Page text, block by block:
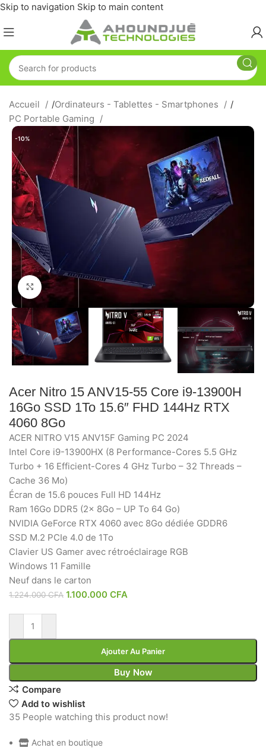
Skip to navigation Skip to main content
Accueil /Ordinateurs - Tablettes - Smartphones
/
PC Portable Gaming
-10%
Click to enlarge
Acer Nitro 15 ANV15-55 Core i9-13900H
16Go SSD 1To 15.6″ FHD 144Hz RTX
4060 8Go
ACER NITRO V15 ANV15F Gaming PC 2024
Intel Core i9-13900HX (8 Performance-Cores 5.5 GHz
Turbo + 16 Efficient-Cores 4 GHz Turbo – 32 Threads –
Cache 36 Mo)
Écran de 15.6 pouces Full HD 144Hz
Ram 16Go DDR5 (2x 8Go – UP To 64 Go)
NVIDIA GeForce RTX 4060 avec 8Go dédiée GDDR6
SSD M.2 PCIe 4.0 de 1To
Clavier US Gamer avec rétroéclairage RGB
Windows 11 Famille
Neuf dans le carton
1.224.000CFA 1.100.000CFA
Ajouter Au Panier
Buy Now
Compare
Add to wishlist
35 People watching this product now!
Achat en boutique